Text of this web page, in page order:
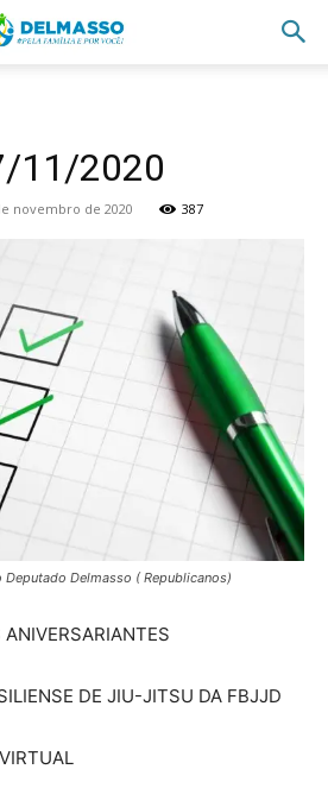
11/2020
novembro de 2020 387
Delmasso ( Republicanos)
DE JIU-JITSU DA FBJJD